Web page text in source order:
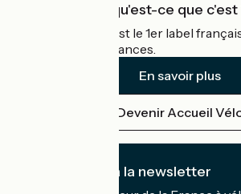
Accueil Vélo qu'est-ce que c'est
Accueil Vélo c'est le 1er label
cyclistes en vacances.
En savoir plus
Devenir Accueil
Je m'abonne à la newsletter